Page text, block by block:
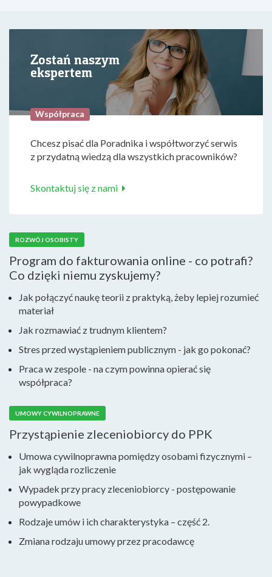
Zostań naszym
ekspertem
Współpraca
Chcesz pisać dla Poradnika i współtworzyć serwis
z przydatną wiedzą dla wszystkich pracowników?
Skontaktuj się z nami
ROZWÓJ OSOBISTY
Program do fakturowania online - co potrafi?
Co dzięki niemu zyskujemy?
Jak połączyć naukę teorii z praktyką, żeby lepiej rozumieć
materiał
Jak rozmawiać z trudnym klientem?
Stres przed wystąpieniem publicznym - jak go pokonać?
Praca w zespole - na czym powinna opierać się
współpraca?
UMOWY CYWILNOPRAWNE
Przystąpienie zleceniobiorcy do PPK
Umowa cywilnoprawna pomiędzy osobami fizycznymi –
jak wygląda rozliczenie
Wypadek przy pracy zleceniobiorcy - postępowanie
powypadkowe
Rodzaje umów i ich charakterystyka – część 2.
Zmiana rodzaju umowy przez pracodawcę